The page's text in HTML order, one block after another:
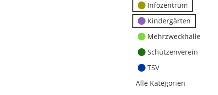
Infozentrum
Kindergärten
Mehrzweckhalle
Schützenverein
TSV
Alle Kategorien